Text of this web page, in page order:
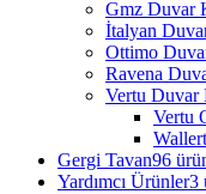
Gmz Duvar
İtalyan
Ottimo
Ravena
Vertu Duvar
Vertu
Gergi Tavan96
Yardımcı Ürünler3